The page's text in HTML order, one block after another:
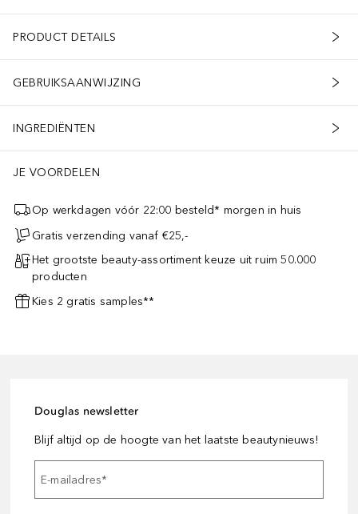
PRODUCT DETAILS
GEBRUIKSAANWIJZING
INGREDIËNTEN
JE VOORDELEN
Op werkdagen vóór 22:00 besteld* morgen in huis
Gratis verzending vanaf €25,-
Het grootste beauty-assortiment keuze uit ruim 50.000
producten
Kies 2 gratis samples**
Douglas newsletter
Blijf altijd op de hoogte van het laatste beautynieuws!
E-mailadres*